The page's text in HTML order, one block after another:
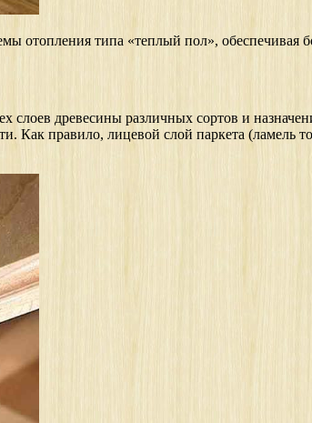
отопления типа «теплый пол», обеспечивая
слоев древесины различных сортов и
Как правило, лицевой слой паркета